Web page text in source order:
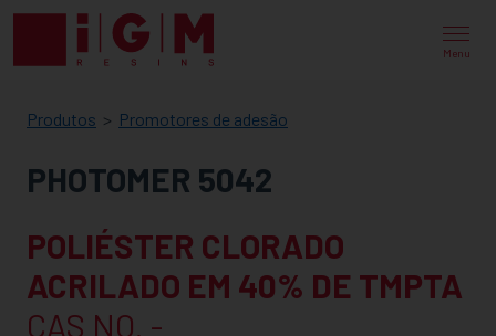
Menu
IGM
RESINS
Produtos Promotores de adesão
PHOTOMER 5042
POLIÉSTER CLORADO
ACRILADO EM 40% DE TMPTA
CAS NO. -